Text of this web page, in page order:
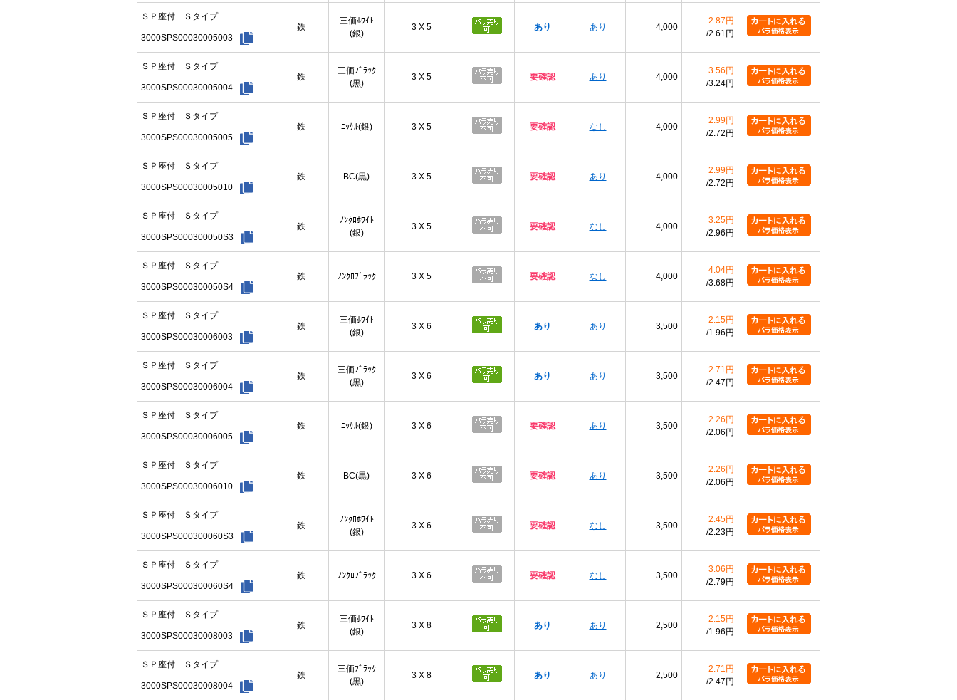
ＳＰ座付 Ｓタイプ
3000SPS00030005003
鉄
三価ﾎﾜｲﾄ
(銀)
3 X 5 あり あり 4,000
2.87円
2.61円
ＳＰ座付 Ｓタイプ
3000SPS00030005004
鉄
三価ﾌﾞﾗｯｸ
(黒)
3 X 5 要確認 あり 4,000
3.56円
3.24円
ＳＰ座付 Ｓタイプ
3000SPS00030005005
鉄 ﾆｯｹﾙ(銀) 3 X 5 要確認 なし 4,000
2.99円
2.72円
ＳＰ座付 Ｓタイプ
3000SPS00030005010
鉄 BC(黒) 3 X 5 要確認 あり 4,000
2.99円
2.72円
ＳＰ座付 Ｓタイプ
3000SPS000300050S3
鉄
ﾉﾝｸﾛﾎﾜｲﾄ
(銀)
3 X 5 要確認 なし 4,000
3.25円
2.96円
ＳＰ座付 Ｓタイプ
3000SPS000300050S4
鉄 ﾉﾝｸﾛﾌﾞﾗｯｸ 3 X 5 要確認 なし 4,000
4.04円
3.68円
ＳＰ座付 Ｓタイプ
3000SPS00030006003
鉄
三価ﾎﾜｲﾄ
(銀)
3 X 6 あり あり 3,500
2.15円
1.96円
ＳＰ座付 Ｓタイプ
3000SPS00030006004
鉄
三価ﾌﾞﾗｯｸ
(黒)
3 X 6 あり あり 3,500
2.71円
2.47円
ＳＰ座付 Ｓタイプ
3000SPS00030006005
鉄 ﾆｯｹﾙ(銀) 3 X 6 要確認 あり 3,500
2.26円
2.06円
ＳＰ座付 Ｓタイプ
3000SPS00030006010
鉄 BC(黒) 3 X 6 要確認 あり 3,500
2.26円
2.06円
ＳＰ座付 Ｓタイプ
3000SPS000300060S3
鉄
ﾉﾝｸﾛﾎﾜｲﾄ
(銀)
3 X 6 要確認 なし 3,500
2.45円
2.23円
ＳＰ座付 Ｓタイプ
3000SPS000300060S4
鉄 ﾉﾝｸﾛﾌﾞﾗｯｸ 3 X 6 要確認 なし 3,500
3.06円
2.79円
ＳＰ座付 Ｓタイプ
3000SPS00030008003
鉄
三価ﾎﾜｲﾄ
(銀)
3 X 8 あり あり 2,500
2.15円
1.96円
ＳＰ座付 Ｓタイプ
3000SPS00030008004
鉄
三価ﾌﾞﾗｯｸ
(黒)
3 X 8 あり あり 2,500
2.71円
2.47円